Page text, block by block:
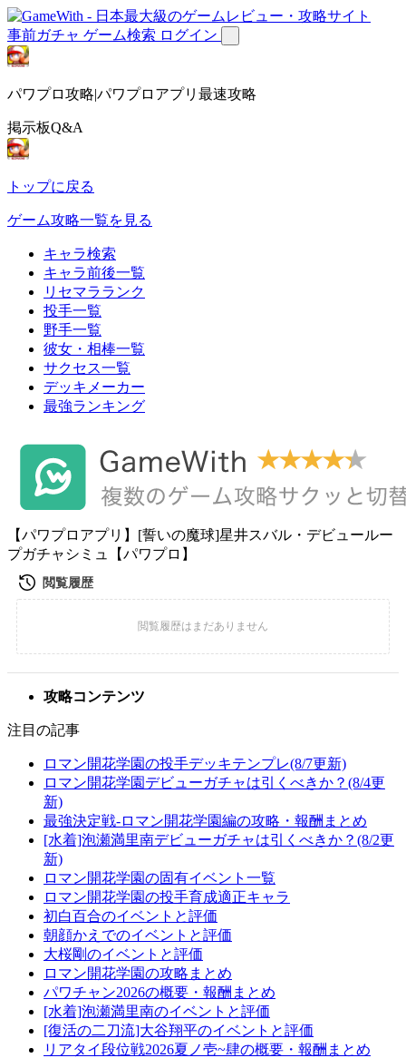
事前ガチャ ゲーム検索 ログイン
パワプロ攻略|パワプロアプリ最速攻略
掲示板Q&A
トップに戻る
ゲーム攻略一覧を見る
キャラ検索
キャラ前後一覧
リセマラランク
投手一覧
野手一覧
彼女・相棒一覧
サクセス一覧
デッキメーカー
最強ランキング
【パワプロアプリ】[誓いの魔球]星井スバル・デビュールー
プガチャシミュ【パワプロ】
攻略コンテンツ
注目の記事
ロマン開花学園の投手デッキテンプレ(8/7更新)
ロマン開花学園デビューガチャは引くべきか？(8/4更
新)
最強決定戦-ロマン開花学園編の攻略・報酬まとめ
[水着]泡瀬満里南デビューガチャは引くべきか？(8/2更
新)
ロマン開花学園の固有イベント一覧
ロマン開花学園の投手育成適正キャラ
初白百合のイベントと評価
朝顔かえでのイベントと評価
大桜剛のイベントと評価
ロマン開花学園の攻略まとめ
パワチャン2026の概要・報酬まとめ
[水着]泡瀬満里南のイベントと評価
[復活の二刀流]大谷翔平のイベントと評価
リアタイ段位戦2026夏ノ壱~肆の概要・報酬まとめ